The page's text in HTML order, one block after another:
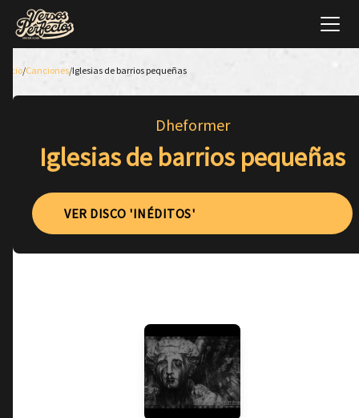
Inicio/Canciones/Iglesias de barrios pequeñas
Dheformer
Iglesias de barrios pequeñas
VER DISCO 'INÉDITOS'